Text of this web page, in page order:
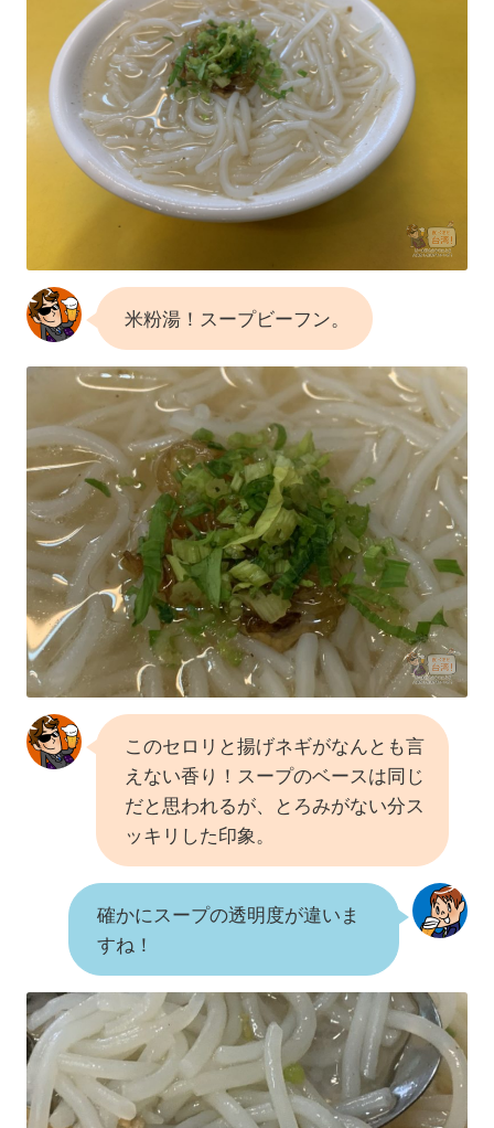
米粉湯！スープビーフン。
このセロリと揚げネギがなんとも言
えない香り！スープのベースは同じ
だと思われるが、とろみがない分ス
ッキリした印象。
確かにスープの透明度が違いま
すね！